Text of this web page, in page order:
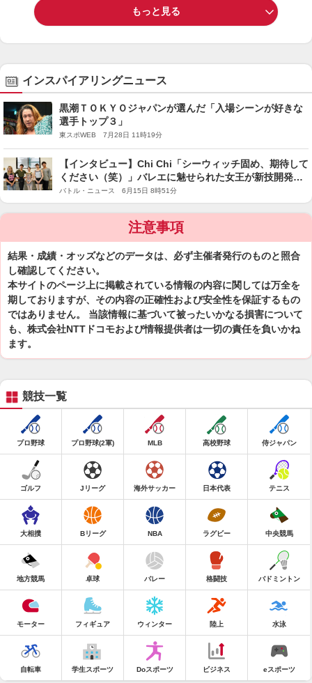
もっと見る
インスパイアリングニュース
黒潮ＴＯＫＹＯジャパンが選んだ「入場シーンが好きな
選手トップ３」
東スポWEB 7月28日 11時19分
【インタビュー】Chi Chi「シーウィッチ固め、期待して
ください（笑）」バレエに魅せられた女王が新技開発
へ！NBAバレエ団『リトルマーメイド』特別対談！
バトル・ニュース 6月15日 8時51分
注意事項
結果・成績・オッズなどのデータは、必ず主催者発行のものと照合
し確認してください。
本サイトのページ上に掲載されている情報の内容に関しては万全を
期しておりますが、その内容の正確性および安全性を保証するもの
ではありません。 当該情報に基づいて被ったいかなる損害について
も、株式会社NTTドコモおよび情報提供者は一切の責任を負いかね
ます。
競技一覧
プロ野球 プロ野球(2軍) MLB 高校野球 侍ジャパン
ゴルフ Jリーグ 海外サッカー 日本代表 テニス
大相撲 Bリーグ NBA ラグビー 中央競馬
地方競馬 卓球 バレー 格闘技 バドミントン
モーター フィギュア ウィンター 陸上 水泳
自転車 学生スポーツ Doスポーツ ビジネス eスポーツ